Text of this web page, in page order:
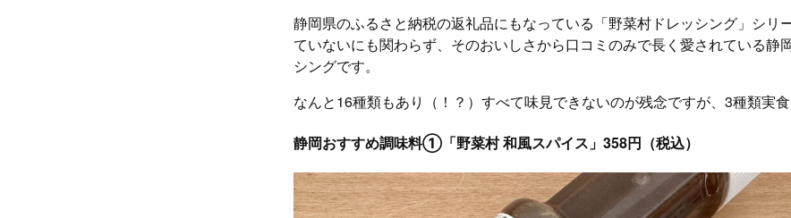
静岡県のふるさと納税の返礼品にもなっている「野菜村ドレッシング」シリ
ていないにも関わらず、そのおいしさから口コミのみで長く愛されている静
シングです。
なんと16種類もあり（！？）すべて味見できないのが残念ですが、3種類実食
静岡おすすめ調味料①「野菜村 和風スパイス」358円（税込）